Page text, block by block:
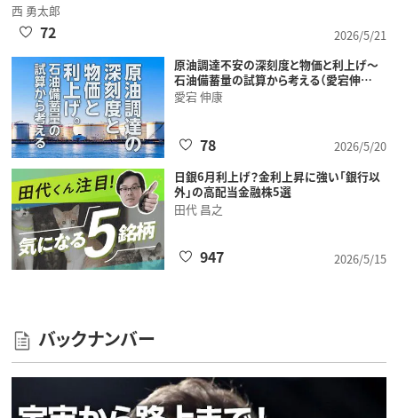
西 勇太郎
2026/5/21
72
原油調達不安の深刻度と物価と利上げ～
石油備蓄量の試算から考える（愛宕伸…
愛宕 伸康
2026/5/20
78
日銀6月利上げ？金利上昇に強い「銀行以
外」の高配当金融株5選
田代 昌之
2026/5/15
947
バックナンバー